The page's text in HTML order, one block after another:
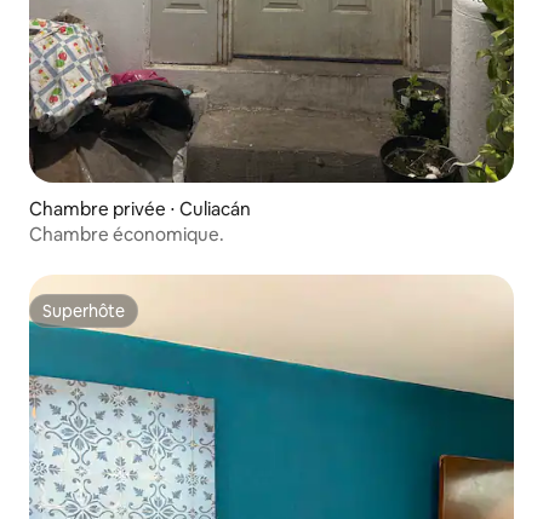
Chambre privée ⋅ Culiacán
Chambre économique.
Superhôte
Superhôte